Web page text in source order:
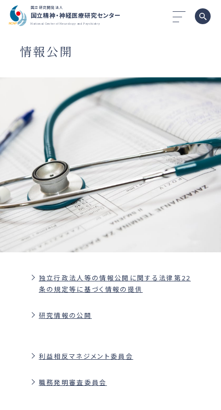
国立研究開発法人
国立精神・神経医療研究センター
National Center of Neurology and Psychiatry
情報公開
独立行政法人等の情報公開に関する法律第22
条の規定等に基づく情報の提供
研究情報の公開
利益相反マネジメント委員会
職務発明審査委員会